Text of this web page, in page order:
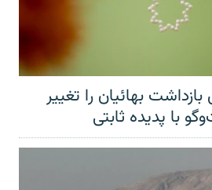
بهائیان را تغییر
با پدیده ثابتی